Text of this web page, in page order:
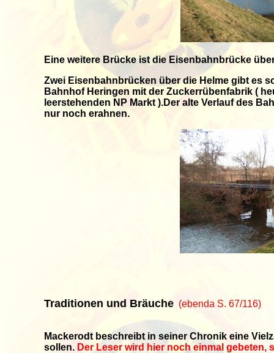
Eine weitere Brücke ist die Eisenbahnbrücke
Zwei Eisenbahnbrücken über die Helme gibt es
Bahnhof Heringen mit der Zuckerrübenfabrik (
leerstehenden NP Markt ).Der alte Verlauf des
nur noch erahnen.
Traditionen und Bräuche (ebenda S. 67/116)
Mackerodt beschreibt in seiner Chronik eine
sollen. Der Leser wird hier noch einmal gebeten,